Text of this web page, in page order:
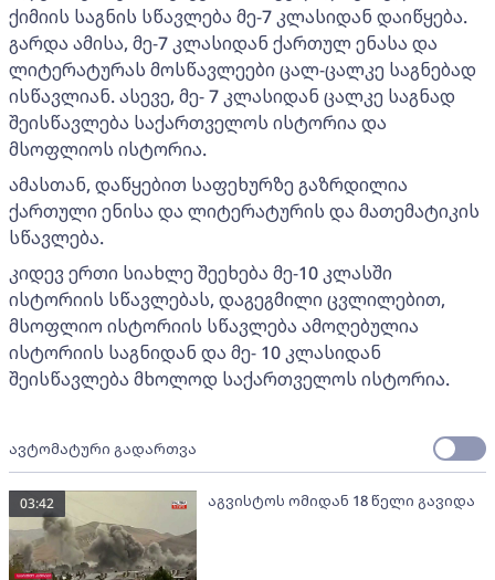
ქიმიის საგნის სწავლება მე-7 კლასიდან დაიწყება.
გარდა ამისა, მე-7 კლასიდან ქართულ ენასა და
ლიტერატურას მოსწავლეები ცალ-ცალკე საგნებად
ისწავლიან. ასევე, მე- 7 კლასიდან ცალკე საგნად
შეისწავლება საქართველოს ისტორია და
მსოფლიოს ისტორია.
ამასთან, დაწყებით საფეხურზე გაზრდილია
ქართული ენისა და ლიტერატურის და მათემატიკის
სწავლება.
კიდევ ერთი სიახლე შეეხება მე-10 კლასში
ისტორიის სწავლებას, დაგეგმილი ცვლილებით,
მსოფლიო ისტორიის სწავლება ამოღებულია
ისტორიის საგნიდან და მე- 10 კლასიდან
შეისწავლება მხოლოდ საქართველოს ისტორია.
ავტომატური გადართვა
აგვისტოს ომიდან 18 წელი გავიდა
03:42